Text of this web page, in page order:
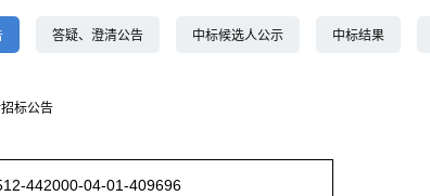
答疑、澄清公告 中标候选人公示 中标结果
公告
442000-04-01-409696